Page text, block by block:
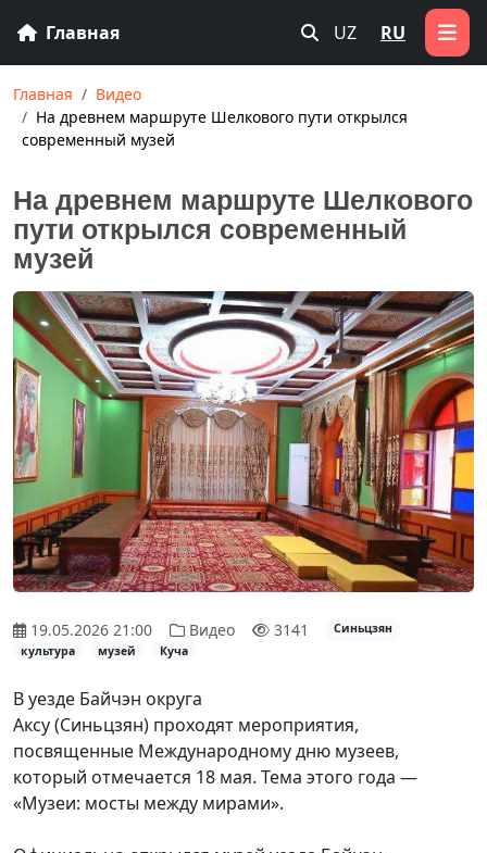
Главная UZ RU
Главная
Видео
На древнем маршруте Шелкового пути открылся
современный музей
На древнем маршруте Шелкового
пути открылся современный
музей
19.05.2026 21:00 Видео 3141
Синьцзян
культура
музей Куча
Вуезде Байчэн округа
Аксу(Синьцзян) проходят мероприятия,
посвященные Международному дню музеев,
который отмечается 18 мая. Тема этого года —
«Музеи: мосты между мирами».